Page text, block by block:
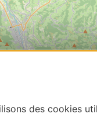
des cookies